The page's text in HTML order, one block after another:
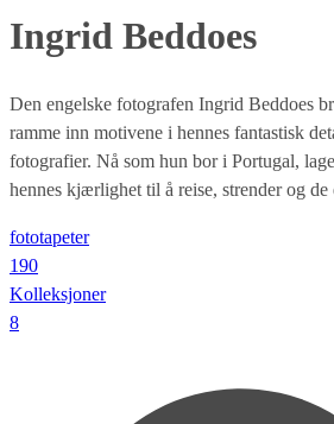
Ingrid Beddoes
Den engelske fotografen Ingrid Beddoes
ramme inn motivene i hennes fantastisk
fotografier. Nå som hun bor i Portugal,
hennes kjærlighet til å reise, strender og
fototapeter
190
Kolleksjoner
8